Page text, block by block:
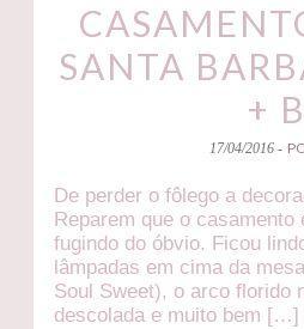
SANTA
+
17/04/2016 -
De perder o fôlego a
Reparem que o
fugindo do óbvio. Ficou
lâmpadas em cima da
Soul Sweet), o arco florido
descolada e muito bem […]